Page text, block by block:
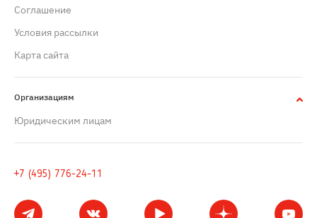
Cоглашение
Условия рассылки
Карта сайта
Организациям
Юридическим лицам
+7 (495) 776-24-11